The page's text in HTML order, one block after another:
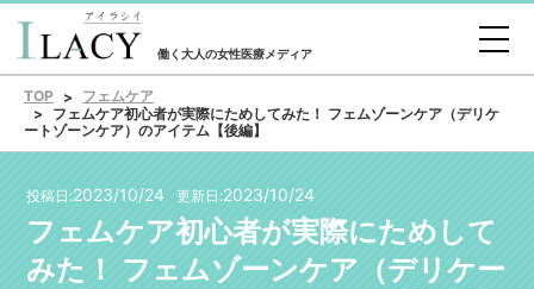
働く大人の女性医療メディア
TOP
フェムケア
フェムケア初心者が実際にためしてみた！ フェムゾーンケア（デリケ
ートゾーンケア）のアイテム【後編】
投稿日:2023/10/24 更新日:2023/10/24
フェムケア初心者が実際にためして
みた！ フェムゾーンケア（デリケー